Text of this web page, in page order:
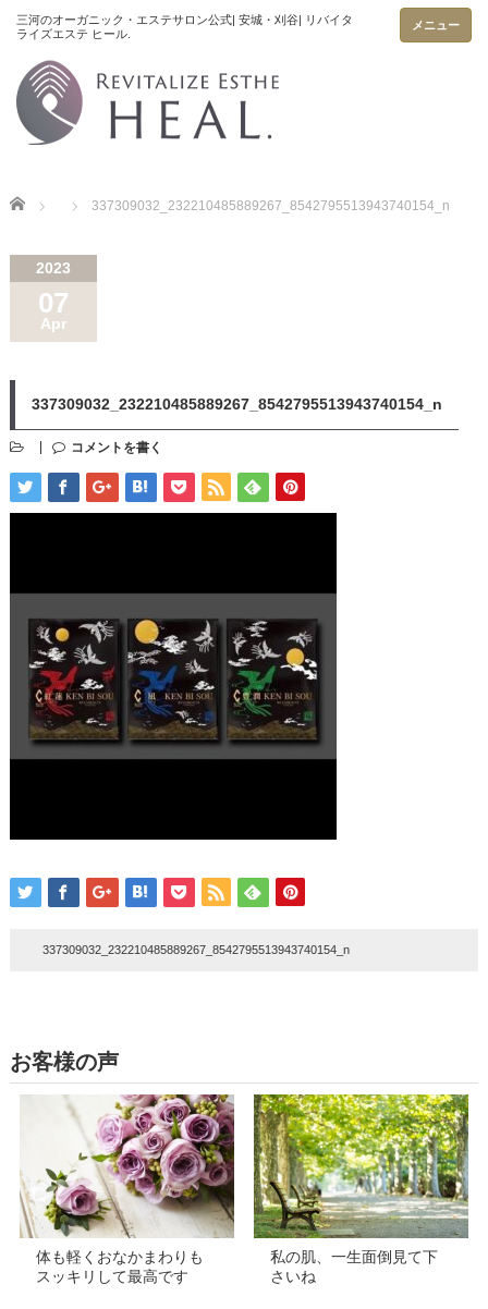
メニュー
Home 337309032_232210485889267_8542795513943740154_n
2023
07
Apr
337309032_232210485889267_8542795513943740154_n
コメントを書く
337309032_232210485889267_8542795513943740154_n
お客様の声
体も軽くおなかまわりも
スッキリして最高です
私の肌、一生面倒見て下
さいね